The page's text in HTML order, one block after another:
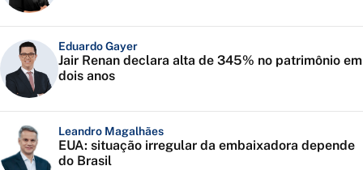
Eduardo Gayer
Jair Renan declara alta de 345% no patrimônio em
dois anos
Leandro Magalhães
EUA: situação irregular da embaixadora depende
do Brasil